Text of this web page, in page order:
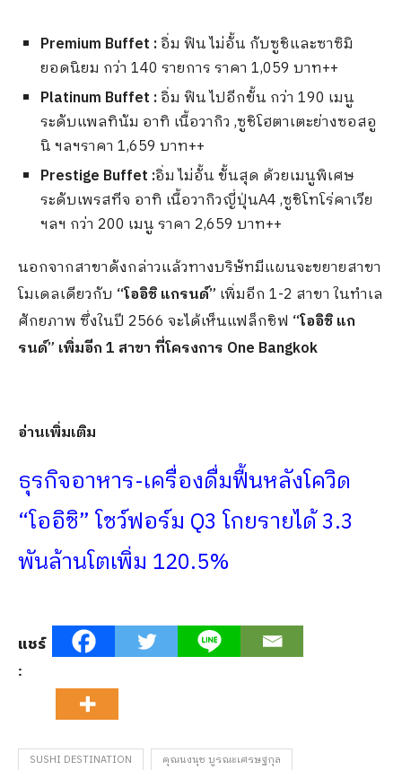
Premium Buffet :อิ่ม ฟิน ไม่อั้น กับซูชิและซาซิมิ
ยอดนิยม กว่า 140 รายการ ราคา 1,059 บาท++
Platinum Buffet :อิ่ม ฟิน ไปอีกขั้น กว่า 190 เมนู
ระดับแพลทินัม อาทิ เนื้อวากิว ,ซูชิโฮตาเตะย่างซอสอู
นิ ฯลฯราคา 1,659 บาท++
Prestige Buffet :อิ่ม ไม่อั้น ขั้นสุด ด้วยเมนูพิเศษ
ระดับเพรสทีจ อาทิ เนื้อวากิวญี่ปุ่นA4 ,ซูชิโทโร่คาเวีย
ฯลฯ กว่า 200 เมนู ราคา 2,659 บาท++
นอกจากสาขาดังกล่าวแล้วทางบริษัทมีแผนจะขยายสาขา
โมเดลเดียวกับ “โออิชิ แกรนด์” เพิ่มอีก 1-2 สาขา ในทำเล
ศักยภาพ ซึ่งในปี 2566 จะได้เห็นแฟล็กชิฟ “โออิชิ แก
รนด์” เพิ่มอีก 1 สาขา ที่โครงการ One Bangkok
อ่านเพิ่มเติม
ธุรกิจอาหาร-เครื่องดื่มฟื้นหลังโควิด
“โออิชิ” โชว์ฟอร์ม Q3 โกยรายได้ 3.3
พันล้านโตเพิ่ม 120.5%
แชร์
:
SUSHI DESTINATION
คุณนงนุช บูรณะเศรษฐกุล